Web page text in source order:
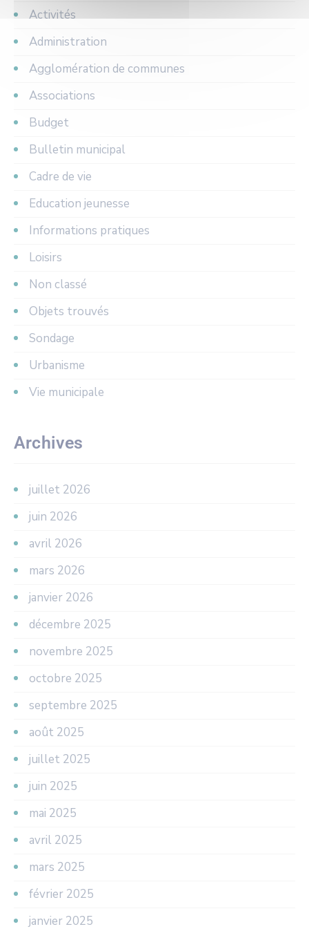
Activités
Administration
Agglomération de communes
Associations
Budget
Bulletin municipal
Cadre de vie
Education jeunesse
Informations pratiques
Loisirs
Non classé
Objets trouvés
Sondage
Urbanisme
Vie municipale
Archives
juillet 2026
juin 2026
avril 2026
mars 2026
janvier 2026
décembre 2025
novembre 2025
octobre 2025
septembre 2025
août 2025
juillet 2025
juin 2025
mai 2025
avril 2025
mars 2025
février 2025
janvier 2025